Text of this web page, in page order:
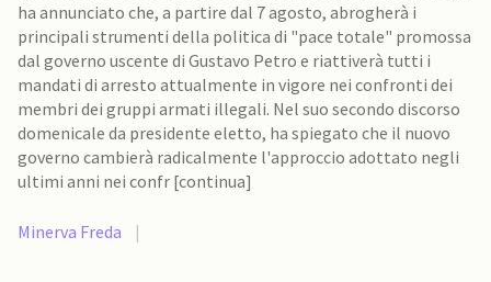
ha annunciato che, a partire dal 7 agosto, abrogherà i
principali strumenti della politica di "pace totale" promossa
dal governo uscente di Gustavo Petro e riattiverà tutti i
mandati di arresto attualmente in vigore nei confronti dei
membri dei gruppi armati illegali. Nel suo secondo discorso
domenicale da presidente eletto, ha spiegato che il nuovo
governo cambierà radicalmente l'approccio adottato negli
ultimi anni nei confr [continua]
Minerva Freda |